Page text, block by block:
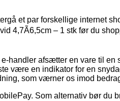
et par forskellige internet
4,7Ã6,5cm – 1 stk før du
handler afsætter en vare til en
være en indikator for en
som værner os imod
Som alternativ bør du